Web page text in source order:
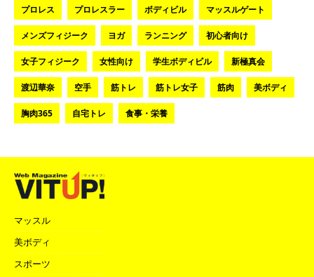
プロレス プロレスラー ボディビル マッスルゲート
メンズフィジーク ヨガ ランニング 初心者向け
女子フィジーク 女性向け 学生ボディビル 新極真会
渡辺華奈 空手 筋トレ 筋トレ女子 筋肉 美ボディ
胸肉365 自宅トレ 食事・栄養
マッスル
美ボディ
スポーツ